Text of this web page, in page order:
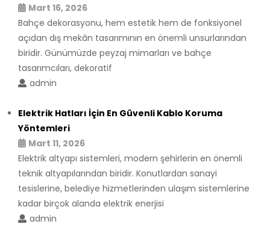
Mart 16, 2026
Bahçe dekorasyonu, hem estetik hem de fonksiyonel
açıdan dış mekân tasarımının en önemli unsurlarından
biridir. Günümüzde peyzaj mimarları ve bahçe
tasarımcıları, dekoratif
admin
Elektrik Hatları İçin En Güvenli Kablo Koruma
Yöntemleri
Mart 11, 2026
Elektrik altyapı sistemleri, modern şehirlerin en önemli
teknik altyapılarından biridir. Konutlardan sanayi
tesislerine, belediye hizmetlerinden ulaşım sistemlerine
kadar birçok alanda elektrik enerjisi
admin